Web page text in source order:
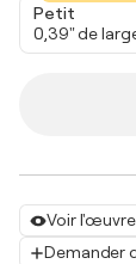
Voir
Demander
Petit
0,39" de